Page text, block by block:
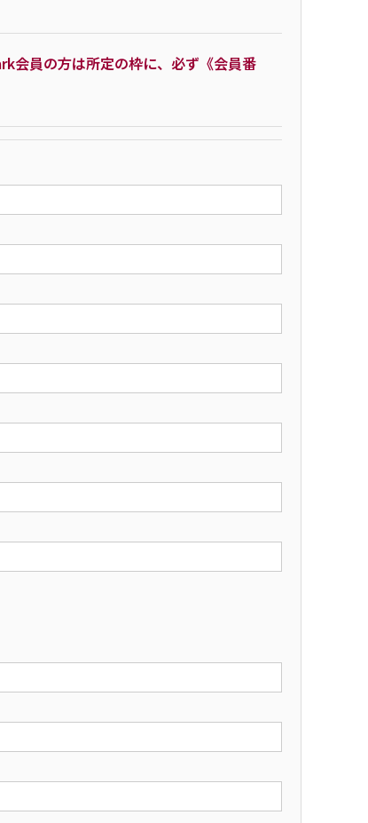
会員の方は所定の枠に、必ず《会員番